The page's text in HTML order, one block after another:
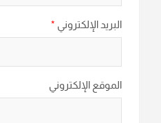
البريد الإلكتروني *
الموقع الإلكتروني